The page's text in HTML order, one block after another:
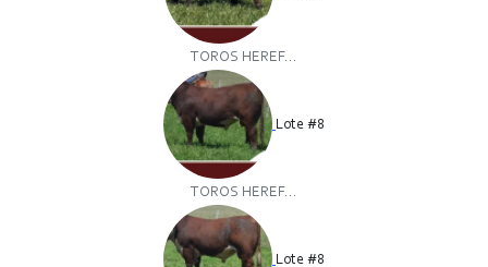
TOROS HEREF...
Lote #8
TOROS HEREF...
Lote #8